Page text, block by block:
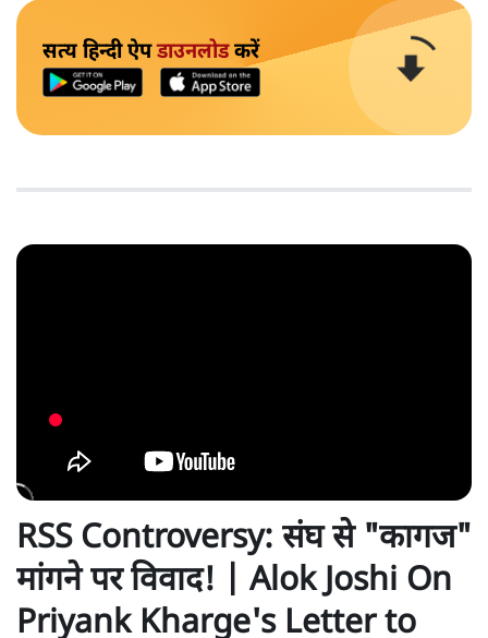
सत्य हिन्दी ऐपडाउनलोडकरें
RSS Controversy: संघ से "कागज"
मांगने पर विवाद! | Alok Joshi On
Priyank Kharge's Letter to